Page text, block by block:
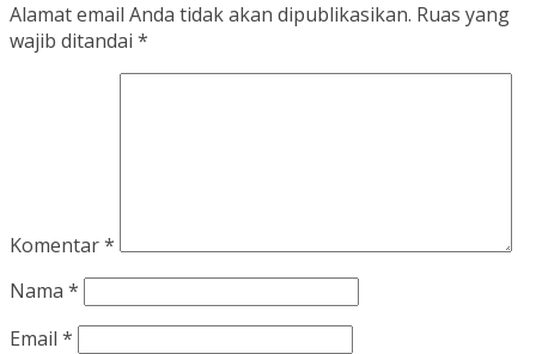
Alamat email Anda tidak akan dipublikasikan. Ruas yang
wajib ditandai *
Komentar*
Nama *
Email *